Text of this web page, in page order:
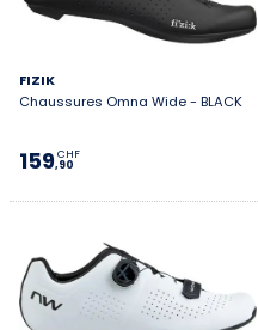
FIZIK
Chaussures Omna Wide - BLACK
159,90
CHF